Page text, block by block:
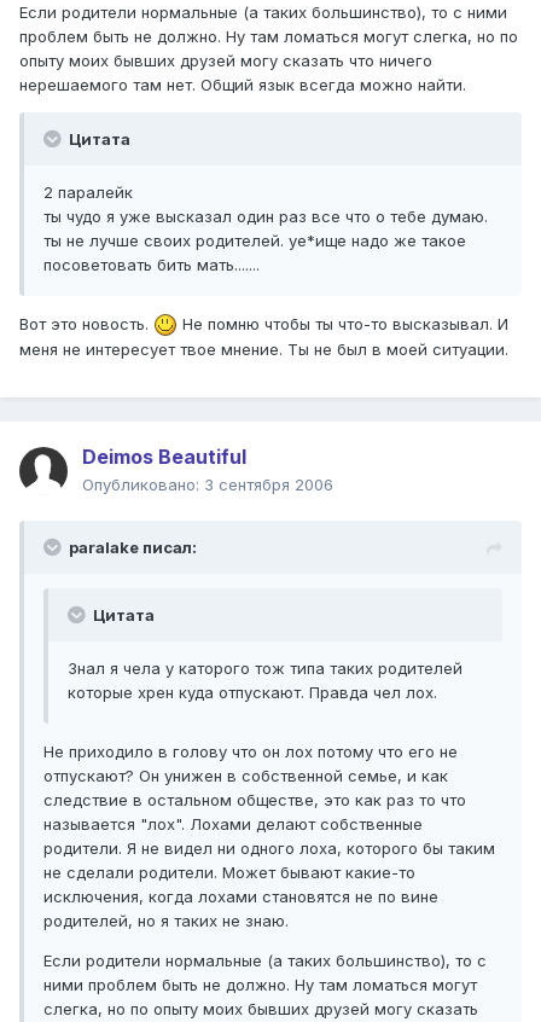
Если родители нормальные (а таких большинство), то с ними
проблем быть не должно. Ну там ломаться могут слегка, но по
опыту моих бывших друзей могу сказать что ничего
нерешаемого там нет. Общий язык всегда можно найти.
Цитата
2 паралейк
ты чудо я уже высказал один раз все что о тебе думаю.
ты не лучше своих родителей. уе*ище надо же такое
посоветовать бить мать.......
Вот это новость.
Не помню чтобы ты что-то высказывал. И
меня не интересует твое мнение. Ты не был в моей ситуации.
Deimos Beautiful
Опубликовано: 3 сентября 2006
paralake писал:
Цитата
Знал я чела у каторого тож типа таких родителей
которые хрен куда отпускают. Правда чел лох.
Не приходило в голову что он лох потому что его не
отпускают? Он унижен в собственной семье, и как
следствие в остальном обществе, это как раз то что
называется "лох". Лохами делают собственные
родители. Я не видел ни одного лоха, которого бы таким
не сделали родители. Может бывают какие-то
исключения, когда лохами становятся не по вине
родителей, но я таких не знаю.
Если родители нормальные (а таких большинство), то с
ними проблем быть не должно. Ну там ломаться могут
слегка, но по опыту моих бывших друзей могу сказать